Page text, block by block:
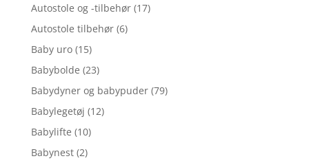
Autostole og -tilbehør (17)
Autostole tilbehør (6)
Baby uro (15)
Babybolde (23)
Babydyner og babypuder (79)
Babylegetøj (12)
Babylifte (10)
Babynest (2)